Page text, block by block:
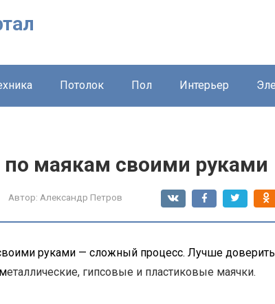
Потолок Пол Интерьер
по маякам своими руками
Автор: Александр Петров
руками — сложный процесс. Лучше
еталлические, гипсовые и пластиковые маячки.